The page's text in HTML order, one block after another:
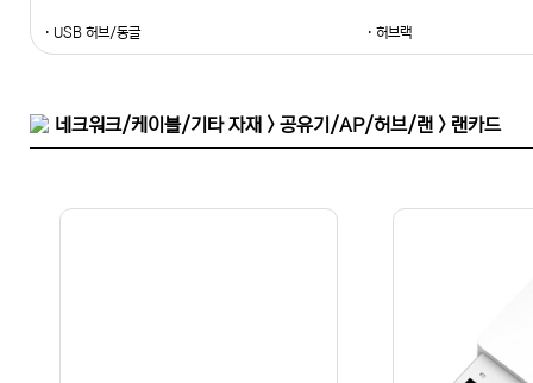
· USB 허브/동글 · 허브랙
네크워크/케이블/기타 자재 > 공유기/AP/허브/랜 > 랜카드